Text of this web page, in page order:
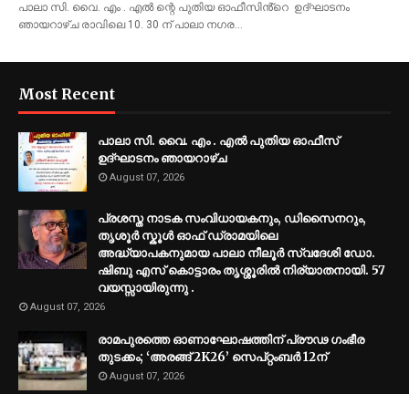
പാലാ സി. വൈ. എം . എൽ ന്റെ പുതിയ ഓഫീസിൻ്റെ ഉദ്ഘാടനം
ഞായറാഴ്ച രാവിലെ 10. 30 ന് പാലാ നഗര…
Most Recent
പാലാ സി. വൈ. എം . എൽ പുതിയ ഓഫീസ്
ഉദ്ഘാടനം ഞായറാഴ്ച
August 07, 2026
പ്രശസ്ത നാടക സംവിധായകനും, ഡിസൈനറും,
തൃശൂർ സ്കൂൾ ഓഫ് ഡ്രാമയിലെ
അദ്ധ്യാപകനുമായ പാലാ നീലൂർ സ്വദേശി ഡോ.
ഷിബു എസ് കൊട്ടാരം തൃശ്ശൂരിൽ നിര്യാതനായി. 57
വയസ്സായിരുന്നു .
August 07, 2026
രാമപുരത്തെ ഓണാഘോഷത്തിന് പ്രൗഢ ഗംഭീര
തുടക്കം; ‘അരങ്ങ് 2K26’ സെപ്റ്റംബർ 12ന്
August 07, 2026